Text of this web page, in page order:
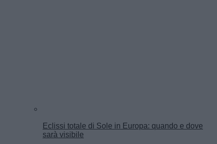
Eclissi totale di Sole in Europa: quando e dove
sarà visibile